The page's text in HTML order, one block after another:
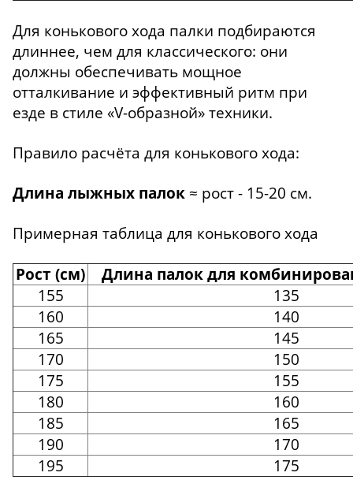
Для конькового хода палки подбираются
длиннее, чем для классического: они
должны обеспечивать мощное
отталкивание и эффективный ритм при
езде в стиле «V-образной» техники.
Правило расчёта для конькового хода:
Длина лыжных палок ≈ рост - 15-20 см.
Примерная таблица для конькового хода
Рост (см)
Длина палок для
155
135
160
140
165
145
170
150
175
155
180
160
185
165
190
170
195
175